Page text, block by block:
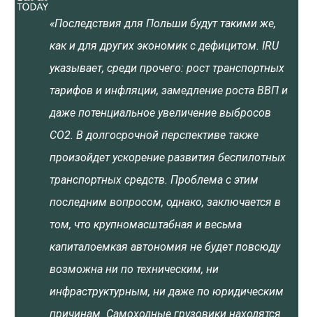
«Последствия для Польши будут такими же,
как и для других экономик с дефицитом. IRU
указывает, среди прочего: рост транспортных
тарифов и инфляции, замедление роста ВВП и
даже потенциальное увеличение выбросов
CO2. В долгосрочной перспективе также
произойдет ускорение развития беспилотных
транспортных средств. Проблема с этим
последним вопросом, однако, заключается в
том, что крупномасштабная и весьма
капиталоемкая автономия не будет повсюду
возможна ни по техническим, ни
инфраструктурным, ни даже по юридическим
причинам. Самоходные грузовики находятся